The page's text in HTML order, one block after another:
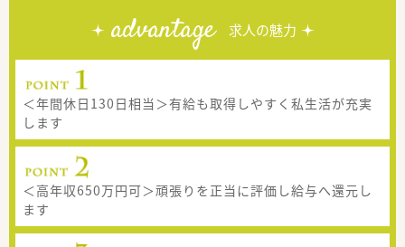
advantage 求人の魅力
＜年間休日130日相当＞有給も取得しやすく私生活が充実
します
＜高年収650万円可＞頑張りを正当に評価し給与へ還元し
ます